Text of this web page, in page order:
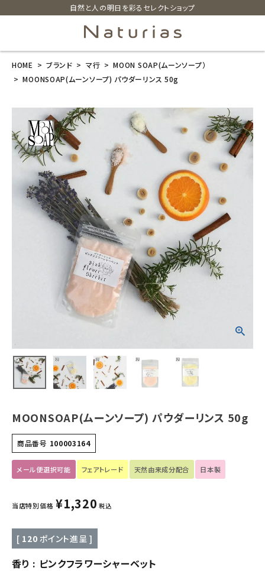
自然と人の明日を彩るセレクトショップ
search
MOONSOAP
(ムーンソープ)
パウダーリンス
カテゴリーから探す
美容・コスメ・香水
日用品雑貨
フェムケア
HOME ブランド マ行
MOON SOAP(ムーンソープ）
MOONSOAP(ムーンソープ) パウダーリンス 50g
MOONSOAP(ムーンソープ) パウダーリンス 50g
商品番号 100003164
メール便選択可能 フェアトレード 天然由来成分配合 日本製
当店特別価格 ¥1,320 税込
[ 120 ポイント進呈 ]
香り ピンクフラワーシャーベット